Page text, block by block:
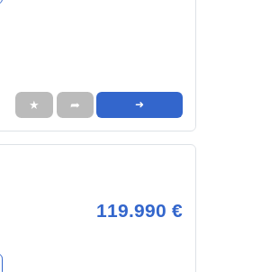
★ ➦ ➜
119.990 €